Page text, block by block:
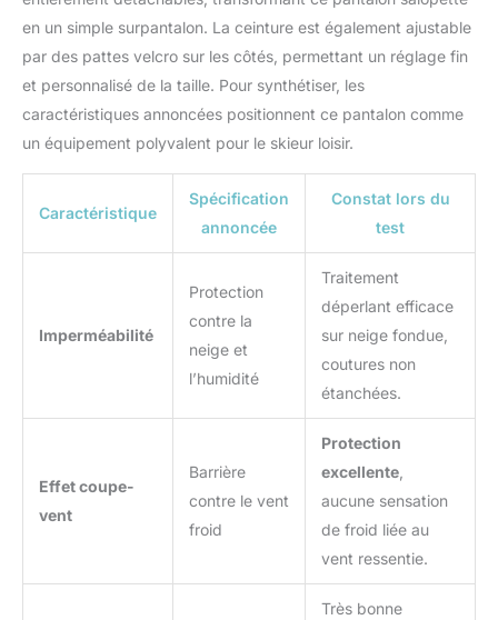
en un simple surpantalon. La ceinture est également ajustable
par des pattes velcro sur les côtés, permettant un réglage fin
et personnalisé de la taille. Pour synthétiser, les
caractéristiques annoncées positionnent ce pantalon comme
un équipement polyvalent pour le skieur loisir.
Caractéristique
Spécification
annoncée
Constat lors du
test
Imperméabilité
Protection
contre la
neige et
l’humidité
Traitement
déperlant efficace
sur neige fondue,
coutures non
étanchées.
Effet coupe-
vent
Barrière
contre le vent
froid
Protection
excellente
aucune sensation
de froid liée au
vent ressentie.
Très bonne